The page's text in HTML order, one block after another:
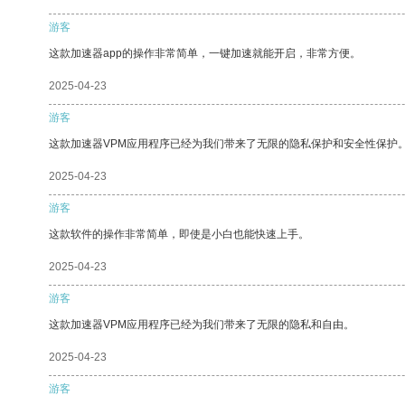
游客
这款加速器app的操作非常简单，一键加速就能开启，非常方便。
2025-04-23
游客
这款加速器VPM应用程序已经为我们带来了无限的隐私保护和安全性保护
2025-04-23
游客
这款软件的操作非常简单，即使是小白也能快速上手。
2025-04-23
游客
这款加速器VPM应用程序已经为我们带来了无限的隐私和自由。
2025-04-23
游客